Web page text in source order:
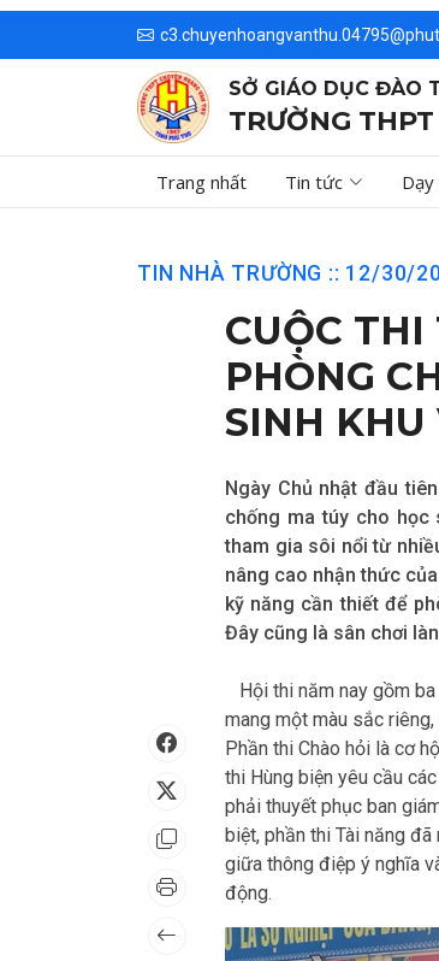
SỞ GIÁO DỤC ĐÀO
TRƯỜNG
Trang nhất Tin tức Dạy
TIN NHÀ TRƯỜNG :: 12/30/
CUỘC THI
PHÒNG
SINH
Ngày Chủ nhật đầu
chống ma túy cho học
tham gia sôi nổi từ
nâng cao nhận thức
kỹ năng cần thiết để
Đây cũng là sân chơi
Hội thi năm nay gồm ba
mang một màu sắc
Phần thi Chào hỏi là cơ
thi Hùng biện yêu cầu
phải thuyết phục ban
biệt, phần thi Tài năng
giữa thông điệp ý nghĩa
động.